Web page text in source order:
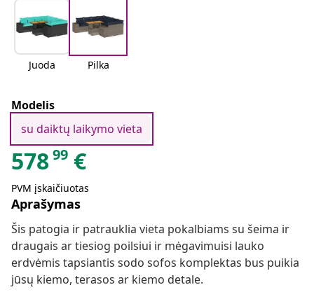
Juoda Pilka
Modelis
su daiktų laikymo vieta
57899 €
PVM įskaičiuotas
Aprašymas
Šis patogia ir patrauklia vieta pokalbiams su šeima ir
draugais ar tiesiog poilsiui ir mėgavimuisi lauko
erdvėmis tapsiantis sodo sofos komplektas bus puikia
jūsų kiemo, terasos ar kiemo detale.